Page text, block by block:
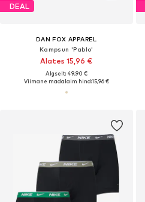
DEAL
DAN FOX APPAREL
Kampsun 'Pablo'
Alates 15,96 €
Algselt: 49,90 €
Viimane madalaim hind:15,96 €